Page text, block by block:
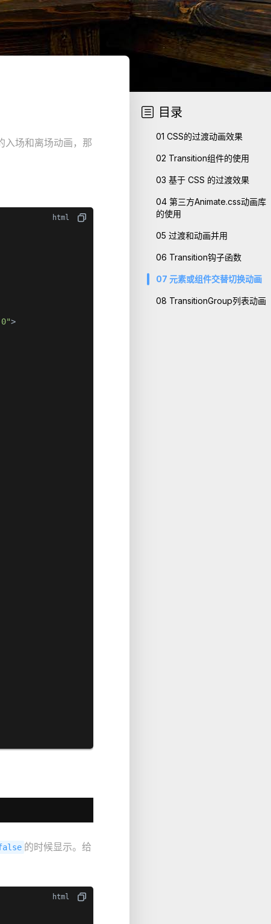
入场和离场动画，那
>
的时候显示。给
 目录
01 CSS的过渡动画效果
02 Transition组件的使用
03 基于 CSS 的过渡效果
04 第三方Animate.css动画库
的使用
05 过渡和动画并用
06 Transition钩子函数
07 元素或组件交替切换动画
08 TransitionGroup列表动画